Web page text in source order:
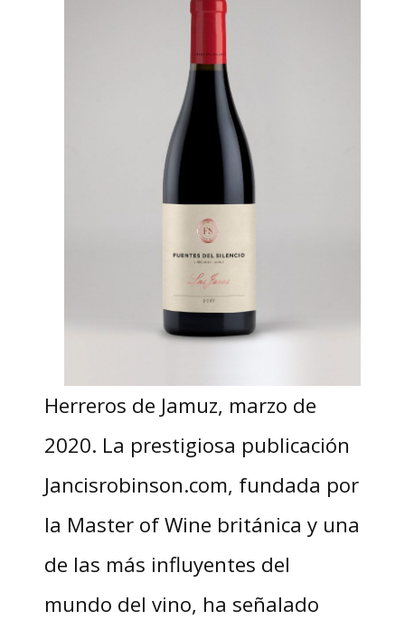
Herreros de Jamuz, marzo de
2020. La prestigiosa publicación
Jancisrobinson.com, fundada por
la Master of Wine británica y una
de las más influyentes del
mundo del vino, ha señalado